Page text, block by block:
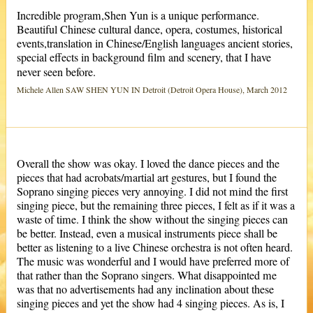
Incredible program,Shen Yun is a unique performance.
Beautiful Chinese cultural dance, opera, costumes, historical
events,translation in Chinese/English languages ancient stories,
special effects in background film and scenery, that I have
never seen before.
Michele Allen SAW SHEN YUN IN Detroit (Detroit Opera House), March 2012
Overall the show was okay. I loved the dance pieces and the
pieces that had acrobats/martial art gestures, but I found the
Soprano singing pieces very annoying. I did not mind the first
singing piece, but the remaining three pieces, I felt as if it was a
waste of time. I think the show without the singing pieces can
be better. Instead, even a musical instruments piece shall be
better as listening to a live Chinese orchestra is not often heard.
The music was wonderful and I would have preferred more of
that rather than the Soprano singers. What disappointed me
was that no advertisements had any inclination about these
singing pieces and yet the show had 4 singing pieces. As is, I